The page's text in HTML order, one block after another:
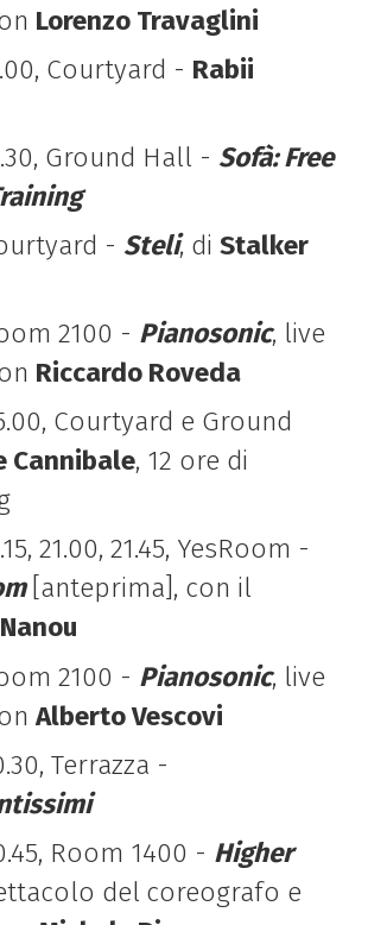
Lorenzo Travaglini
Courtyard - Rabii
Ground Hall - Sofà: Free
- Steli, di Stalker
2100 - Pianosonic, live
Riccardo Roveda
Courtyard e Ground
Cannibale, 12 ore di
21.00, 21.45, YesRoom -
[anteprima], con il
2100 - Pianosonic, live
Alberto Vescovi
Terrazza -
Room 1400 - Higher
del coreografo e